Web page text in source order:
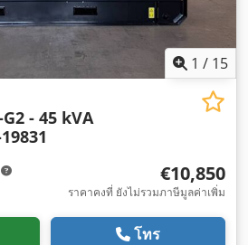
1 / 15
- 45 kVA
€10,850
ราคาคงที่ ยังไม่รวมภาษีมูลค่าเพิ่ม
โทร